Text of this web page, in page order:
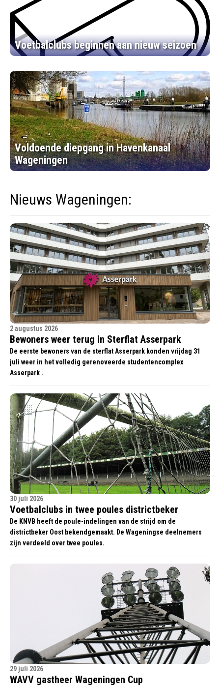
Voetbalclubs beginnen aan nieuw seizoen
Voldoende diepgang in Havenkanaal
Wageningen
Nieuws Wageningen:
2 augustus 2026
Bewoners weer terug in Sterflat Asserpark
De eerste bewoners van de sterflat Asserpark konden vrijdag 31
juli weer in het volledig gerenoveerde studentencomplex
Asserpark .
30 juli 2026
Voetbalclubs in twee poules districtbeker
De KNVB heeft de poule-indelingen van de strijd om de
districtbeker Oost bekendgemaakt. De Wageningse deelnemers
zijn verdeeld over twee poules.
29 juli 2026
WAVV gastheer Wageningen Cup